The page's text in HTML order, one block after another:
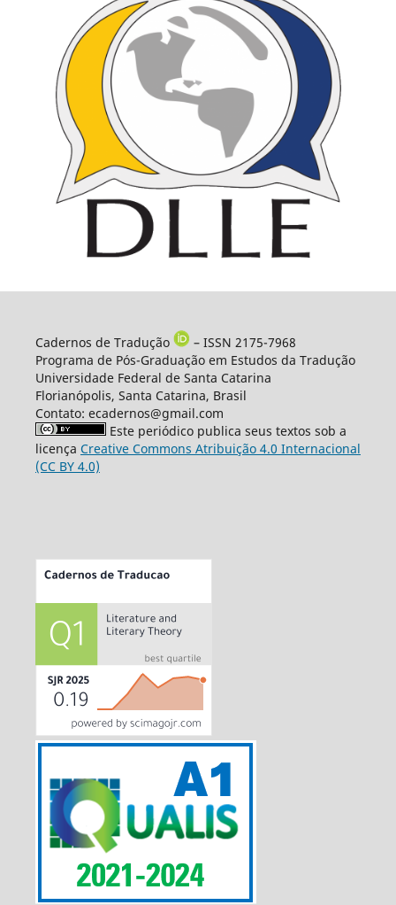
Cadernos de Tradução
– ISSN 2175-7968
Programa de Pós-Graduação em Estudos da Tradução
Universidade Federal de Santa Catarina
Florianópolis, Santa Catarina, Brasil
Contato: ecadernos@gmail.com
Este periódico publica seus textos sob a
licença Creative Commons Atribuição 4.0 Internacional
(CC BY 4.0)